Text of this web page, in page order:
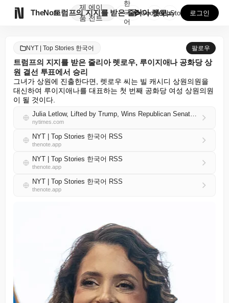
TheNote
제
품
에이
전트
트럼프의 지지를 받은 줄리아 렛로우, 루이지애나 공화당...
한
국
어
GooglePlay
AppStore 로그인
NYT | Top Stories 한국어 팔로우
트럼프의 지지를 받은 줄리아 렛로우, 루이지애나 공화당 상
원 결선 투표에서 승리
그녀가 상원에 진출한다면, 렛로우 씨는 빌 캐시디 상원의원을
대신하여 루이지애나를 대표하는 첫 번째 공화당 여성 상원의원
이 될 것이다.
Julia Letlow, Lifted by Trump, Wins Republican Senate Runoff in Louisiana
nytimes.com
NYT | Top Stories 한국어 RSS
thenote.app
NYT | Top Stories 한국어 RSS
thenote.app
NYT | Top Stories 한국어 RSS
thenote.app